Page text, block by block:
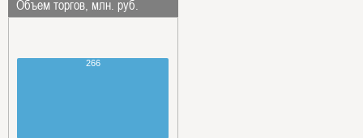
Объем торгов, млн. руб.
266